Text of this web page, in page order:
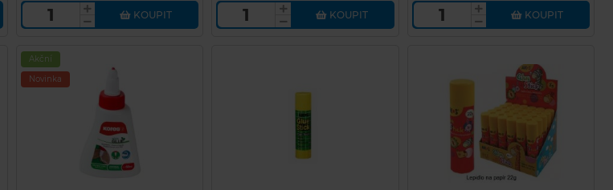
KOUPIT KOUPIT KOUPIT
Akční
Novinka